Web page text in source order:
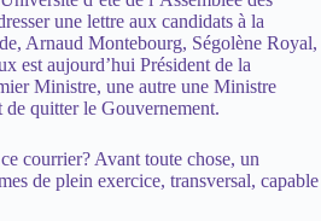
une lettre aux candidats à la
Arnaud Montebourg, Ségolène Royal,
est aujourd’hui Président de la
Ministre, une autre une Ministre
quitter le Gouvernement.
courrier? Avant toute chose, un
de plein exercice, transversal, capable